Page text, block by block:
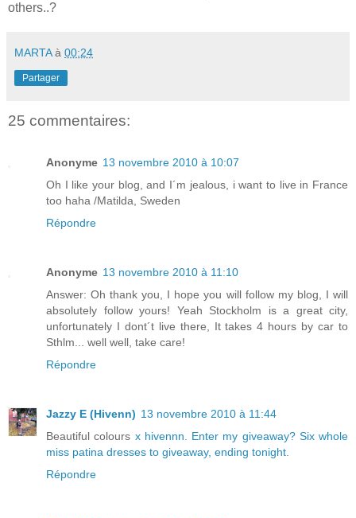
others..?
MARTA à 00:24
Partager
25 commentaires:
Anonyme 13 novembre 2010 à 10:07
Oh I like your blog, and I´m jealous, i want to live in France
too haha /Matilda, Sweden
Répondre
Anonyme 13 novembre 2010 à 11:10
Answer: Oh thank you, I hope you will follow my blog, I will
absolutely follow yours! Yeah Stockholm is a great city,
unfortunately I dont´t live there, It takes 4 hours by car to
Sthlm... well well, take care!
Répondre
Jazzy E (Hivenn) 13 novembre 2010 à 11:44
Beautiful colours x hivennn. Enter my giveaway? Six whole
miss patina dresses to giveaway, ending tonight.
Répondre